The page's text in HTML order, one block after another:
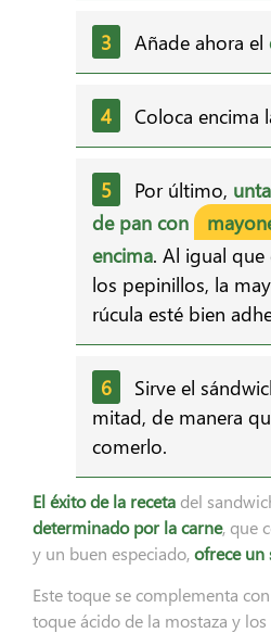
Añade ahora el
Coloca encima
Por último,
de pan con
encima. Al igual
los pepinillos, la
rúcula esté bien
Sirve el
mitad, de manera
comerlo.
El éxito de la receta del
determinado por la carne, que
y un buen especiado,ofrece un
Este toque se complementa
toque ácido de la mostaza y